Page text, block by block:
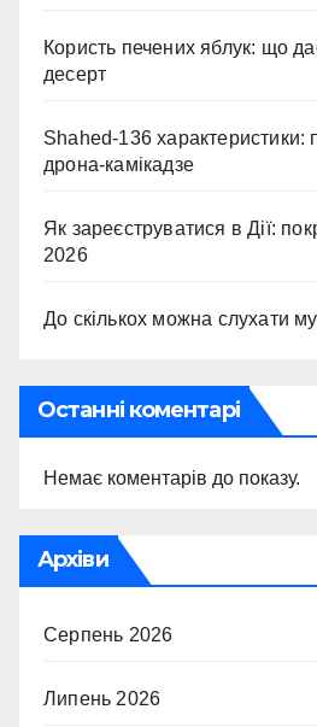
Користь печених яблук: що
десерт
Shahed-136 характеристики:
дрона-камікадзе
Як зареєструватися в Дії:
2026
До скількох можна слухати
Останні коментарі
Немає коментарів до показу.
Архіви
Серпень 2026
Липень 2026